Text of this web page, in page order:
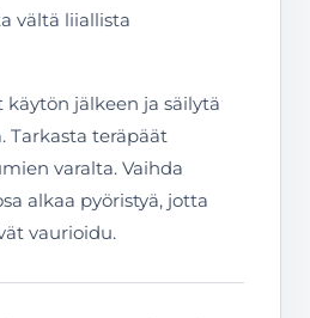
vältä liiallista
käytön jälkeen ja säilytä
Tarkasta teräpäät
varalta. Vaihda
alkaa pyöristyä, jotta
vaurioidu.